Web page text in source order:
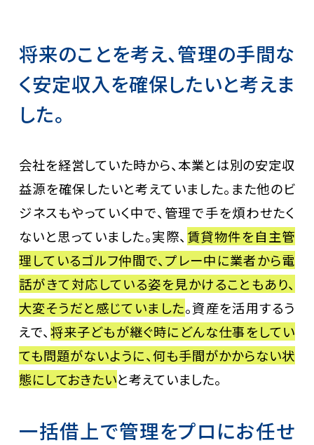
将来のことを考え、管理の手間な
く安定収入を確保したいと考えま
した。
会社を経営していた時から、本業とは別の安定収
益源を確保したいと考えていました。また他のビ
ジネスもやっていく中で、管理で手を煩わせたく
ないと思っていました。実際、 賃貸物件を自主管
理しているゴルフ仲間で、プレー中に業者から電
話がきて対応している姿を見かけることもあり、
大変そうだと感じていました。資産を活用するう
えで、将来子どもが継ぐ時にどんな仕事をしてい
ても問題がないように、何も手間がかからない状
態にしておきたいと考えていました。
一括借上で管理をプロにお任せ